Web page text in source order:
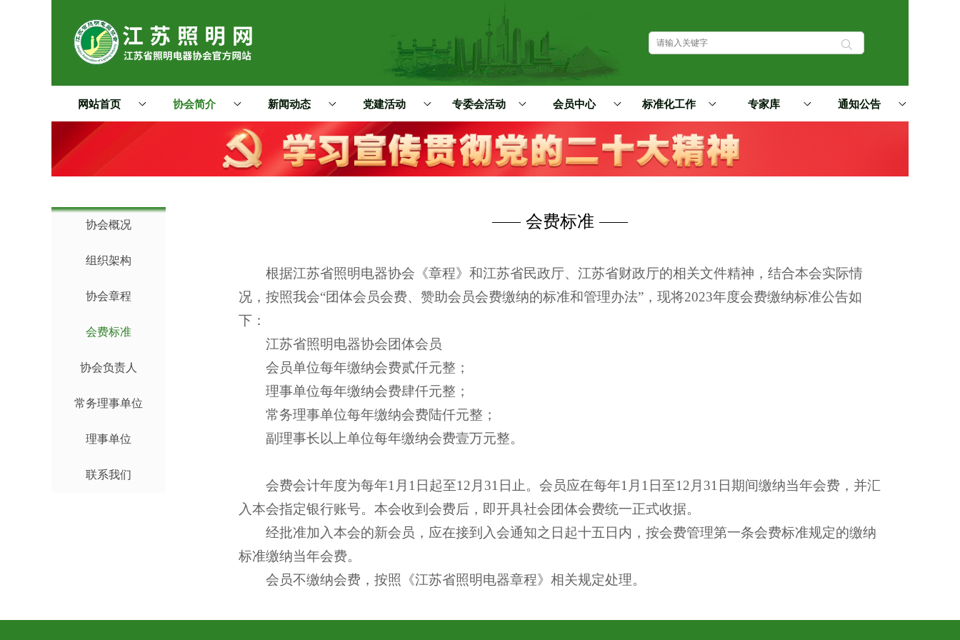
网站首页 协会简介 新闻动态 党建活动 专委会活动 会员中心 标准化工作 专家库 通知公告
协会概况
组织架构
协会章程
会费标准
协会负责人
常务理事单位
理事单位
联系我们
会费标准
根据江苏省照明电器协会《章程》和江苏省民政厅、江苏省财政厅的相关文件精神，结合本会实际情
况，按照我会“团体会员会费、赞助会员会费缴纳的标准和管理办法”，现将2023年度会费缴纳标准公告如
下：
江苏省照明电器协会团体会员
会员单位每年缴纳会费贰仟元整；
理事单位每年缴纳会费肆仟元整；
常务理事单位每年缴纳会费陆仟元整；
副理事长以上单位每年缴纳会费壹万元整。
会费会计年度为每年1月1日起至12月31日止。会员应在每年1月1日至12月31日期间缴纳当年会费，并汇
入本会指定银行账号。本会收到会费后，即开具社会团体会费统一正式收据。
经批准加入本会的新会员，应在接到入会通知之日起十五日内，按会费管理第一条会费标准规定的缴纳
标准缴纳当年会费。
会员不缴纳会费，按照《江苏省照明电器章程》相关规定处理。